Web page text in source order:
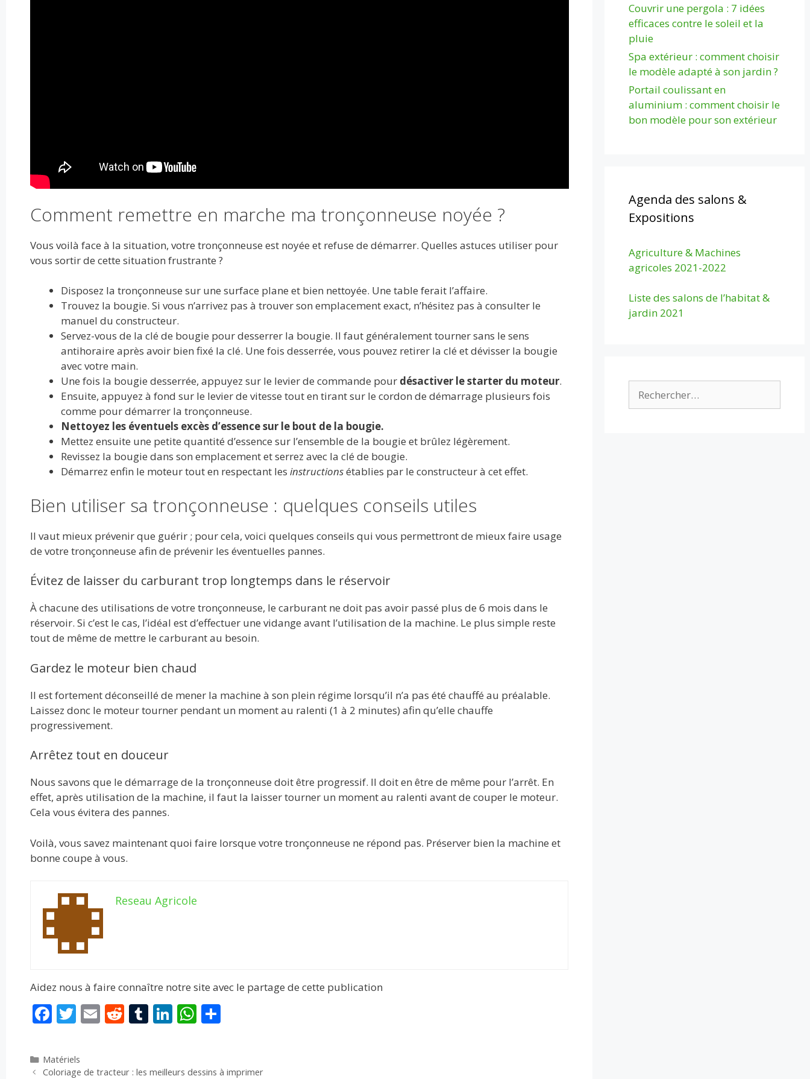
Comment remettre en marche ma tronçonneuse noyée ?
Vous voilà face à la situation, votre tronçonneuse est noyée et refuse de démarrer. Quelles astuces utiliser pour
vous sortir de cette situation frustrante ?
Disposez la tronçonneuse sur une surface plane et bien nettoyée. Une table ferait l’affaire.
Trouvez la bougie. Si vous n’arrivez pas à trouver son emplacement exact, n’hésitez pas à consulter le
manuel du constructeur.
Servez-vous de la clé de bougie pour desserrer la bougie. Il faut généralement tourner sans le sens
antihoraire après avoir bien fixé la clé. Une fois desserrée, vous pouvez retirer la clé et dévisser la bougie
avec votre main.
Une fois la bougie desserrée, appuyez sur le levier de commande pour désactiver le starter du moteur.
Ensuite, appuyez à fond sur le levier de vitesse tout en tirant sur le cordon de démarrage plusieurs fois
comme pour démarrer la tronçonneuse.
Nettoyez les éventuels excès d’essence sur le bout de la bougie.
Mettez ensuite une petite quantité d’essence sur l’ensemble de la bougie et brûlez légèrement.
Revissez la bougie dans son emplacement et serrez avec la clé de bougie.
Démarrez enfin le moteur tout en respectant les instructionsétablies par le constructeur à cet effet.
Bien utiliser sa tronçonneuse : quelques conseils utiles
Il vaut mieux prévenir que guérir ; pour cela, voici quelques conseils qui vous permettront de mieux faire usage
de votre tronçonneuse afin de prévenir les éventuelles pannes.
Évitez de laisser du carburant trop longtemps dans le réservoir
À chacune des utilisations de votre tronçonneuse, le carburant ne doit pas avoir passé plus de 6 mois dans le
réservoir. Si c’est le cas, l’idéal est d’effectuer une vidange avant l’utilisation de la machine. Le plus simple reste
tout de même de mettre le carburant au besoin.
Gardez le moteur bien chaud
Il est fortement déconseillé de mener la machine à son plein régime lorsqu’il n’a pas été chauffé au préalable.
Laissez donc le moteur tourner pendant un moment au ralenti (1 à 2 minutes) afin qu’elle chauffe
progressivement.
Arrêtez tout en douceur
Nous savons que le démarrage de la tronçonneuse doit être progressif. Il doit en être de même pour l’arrêt. En
effet, après utilisation de la machine, il faut la laisser tourner un moment au ralenti avant de couper le moteur.
Cela vous évitera des pannes.
Voilà, vous savez maintenant quoi faire lorsque votre tronçonneuse ne répond pas. Préserver bien la machine et
bonne coupe à vous.
Reseau Agricole
Aidez nous à faire connaître notre site avec le partage de cette publication
F
e
b
T
itt
er
E
l
R
di
T
bl
Li
e
W
s
P
g
Catégories
Matériels
Coloriage de tracteur : les meilleurs dessins à imprimer
Couvrir une pergola : 7 idées
efficaces contre le soleil et la
pluie
Spa extérieur : comment choisir
le modèle adapté à son jardin ?
Portail coulissant en
aluminium : comment choisir le
bon modèle pour son extérieur
Agenda des salons &
Expositions
Agriculture & Machines
agricoles 2021-2022
Liste des salons de l’habitat &
jardin 2021